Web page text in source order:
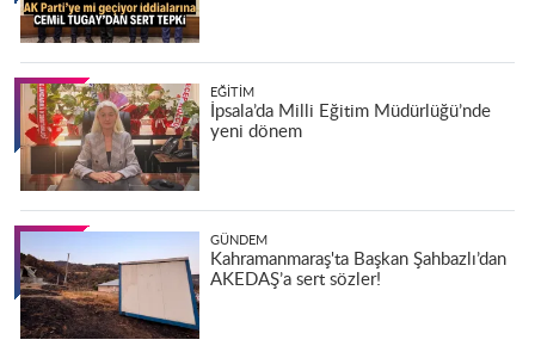
EĞITIM
İpsala’da Milli Eğitim Müdürlüğü’nde
yeni dönem
GÜNDEM
Kahramanmaraş'ta Başkan Şahbazlı’dan
AKEDAŞ’a sert sözler!